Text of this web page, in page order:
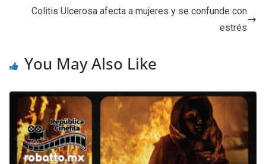
Colitis Ulcerosa afecta a mujeres y se confunde con
estrés
You May Also Like